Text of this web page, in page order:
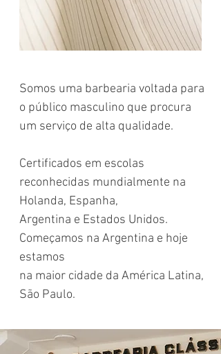
Somos uma barbearia voltada para
o público masculino que procura
um serviço de alta qualidade.
Certificados em escolas
reconhecidas mundialmente na
Holanda, Espanha,
Argentina e Estados Unidos.
Começamos na Argentina e hoje
estamos
na maior cidade da América Latina,
São Paulo.